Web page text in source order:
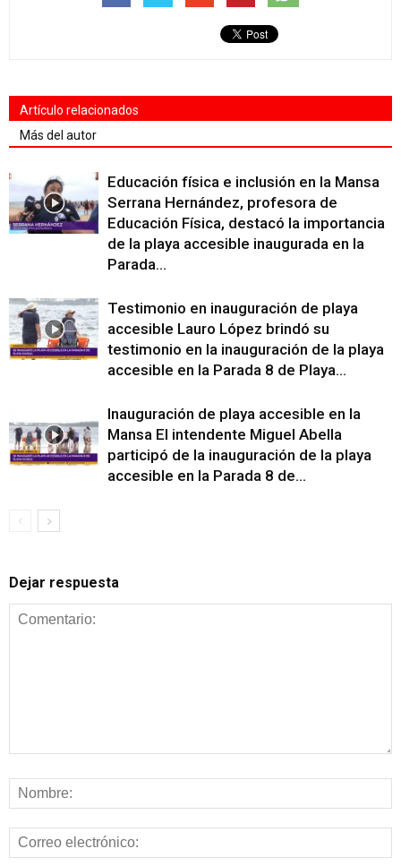
Artículo relacionados
Más del autor
Educación física e inclusión en la Mansa
Serrana Hernández, profesora de
Educación Física, destacó la importancia
de la playa accesible inaugurada en la
Parada...
Testimonio en inauguración de playa
accesible Lauro López brindó su
testimonio en la inauguración de la playa
accesible en la Parada 8 de Playa...
Inauguración de playa accesible en la
Mansa El intendente Miguel Abella
participó de la inauguración de la playa
accesible en la Parada 8 de...
Dejar respuesta